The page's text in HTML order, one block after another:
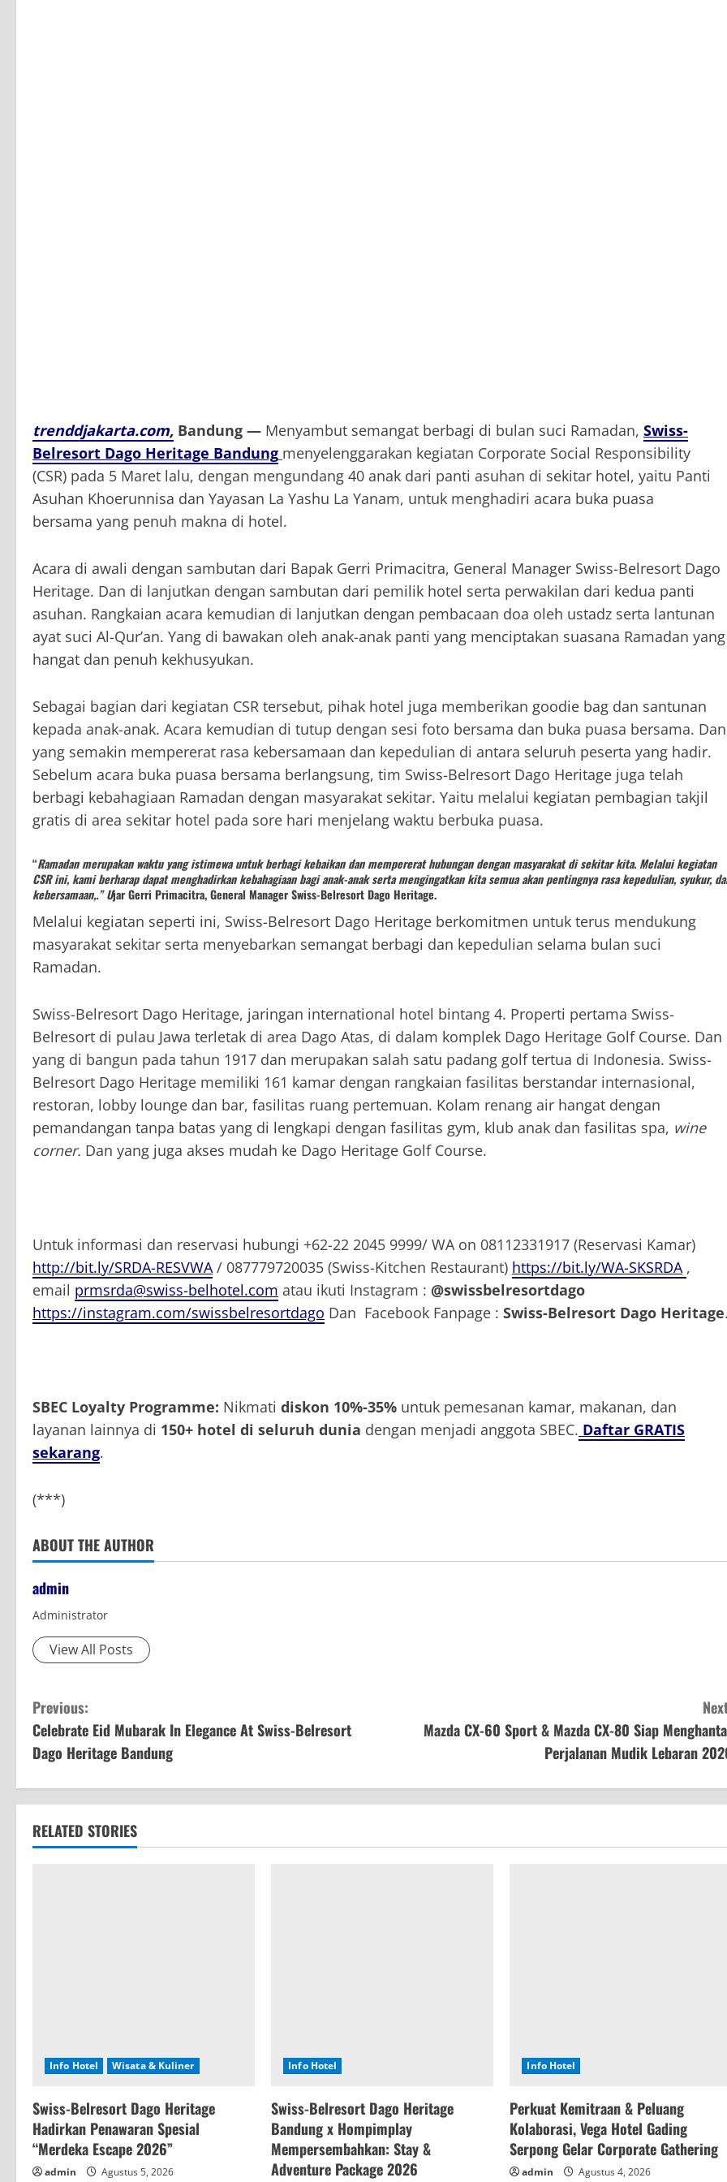
trenddjakarta.com, Bandung — Menyambut semangat berbagi di bulan suci Ramadan, Swiss-
Belresort Dago Heritage Bandung menyelenggarakan kegiatan Corporate Social Responsibility
(CSR) pada 5 Maret lalu, dengan mengundang 40 anak dari panti asuhan di sekitar hotel, yaitu Panti
Asuhan Khoerunnisa dan Yayasan La Yashu La Yanam, untuk menghadiri acara buka puasa
bersama yang penuh makna di hotel.
Acara di awali dengan sambutan dari Bapak Gerri Primacitra, General Manager Swiss-Belresort Dago
Heritage. Dan di lanjutkan dengan sambutan dari pemilik hotel serta perwakilan dari kedua panti
asuhan. Rangkaian acara kemudian di lanjutkan dengan pembacaan doa oleh ustadz serta lantunan
ayat suci Al-Qur’an. Yang di bawakan oleh anak-anak panti yang menciptakan suasana Ramadan yang
hangat dan penuh kekhusyukan.
Sebagai bagian dari kegiatan CSR tersebut, pihak hotel juga memberikan goodie bag dan santunan
kepada anak-anak. Acara kemudian di tutup dengan sesi foto bersama dan buka puasa bersama. Dan
yang semakin mempererat rasa kebersamaan dan kepedulian di antara seluruh peserta yang hadir.
Sebelum acara buka puasa bersama berlangsung, tim Swiss-Belresort Dago Heritage juga telah
berbagi kebahagiaan Ramadan dengan masyarakat sekitar. Yaitu melalui kegiatan pembagian takjil
gratis di area sekitar hotel pada sore hari menjelang waktu berbuka puasa.
“Ramadan merupakan waktu yang istimewa untuk berbagi kebaikan dan mempererat hubungan dengan masyarakat di sekitar kita. Melalui kegiatan
CSR ini, kami berharap dapat menghadirkan kebahagiaan bagi anak-anak serta mengingatkan kita semua akan pentingnya rasa kepedulian, syukur,
kebersamaan,.” Ujar Gerri Primacitra, General Manager Swiss-Belresort Dago Heritage.
Melalui kegiatan seperti ini, Swiss-Belresort Dago Heritage berkomitmen untuk terus mendukung
masyarakat sekitar serta menyebarkan semangat berbagi dan kepedulian selama bulan suci
Ramadan.
Swiss-Belresort Dago Heritage, jaringan international hotel bintang 4. Properti pertama Swiss-
Belresort di pulau Jawa terletak di area Dago Atas, di dalam komplek Dago Heritage Golf Course. Dan
yang di bangun pada tahun 1917 dan merupakan salah satu padang golf tertua di Indonesia. Swiss-
Belresort Dago Heritage memiliki 161 kamar dengan rangkaian fasilitas berstandar internasional,
restoran, lobby lounge dan bar, fasilitas ruang pertemuan. Kolam renang air hangat dengan
pemandangan tanpa batas yang di lengkapi dengan fasilitas gym, klub anak dan fasilitas spa, wine
corner. Dan yang juga akses mudah ke Dago Heritage Golf Course.
Untuk informasi dan reservasi hubungi +62-22 2045 9999/ WA on 08112331917 (Reservasi Kamar)
http://bit.ly/SRDA-RESVWA/ 087779720035 (Swiss-Kitchen Restaurant) https://bit.ly/WA-SKSRDA ,
email prmsrda@swiss-belhotel.com atau ikuti Instagram : @swissbelresortdago
https://instagram.com/swissbelresortdago Dan Facebook Fanpage : Swiss-Belresort Dago Heritage
SBEC Loyalty Programme: Nikmati diskon 10%-35% untuk pemesanan kamar, makanan, dan
layanan lainnya di 150+ hotel di seluruh dunia dengan menjadi anggota SBEC. Daftar GRATIS
sekarang.
(***)
ABOUT THE AUTHOR
admin
Administrator
View All Posts
C
o
n
t
i
i
n
Previous:
Celebrate Eid Mubarak In Elegance At Swiss-Belresort
Dago Heritage Bandung
Mazda CX-60 Sport & Mazda CX-80 Siap
Perjalanan Mudik Lebaran
RELATED STORIES
Info Hotel Wisata & Kuliner
Swiss-Belresort Dago Heritage
Hadirkan Penawaran Spesial
“Merdeka Escape 2026”
admin Agustus 5, 2026
Info Hotel
Swiss-Belresort Dago Heritage
Bandung x Hompimplay
Mempersembahkan: Stay &
Adventure Package 2026
Info Hotel
Perkuat Kemitraan & Peluang
Kolaborasi, Vega Hotel Gading
Serpong Gelar Corporate Gathering
admin Agustus 4, 2026